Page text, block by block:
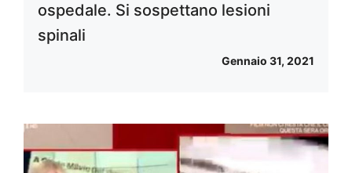
ospedale. Si sospettano lesioni
spinali
Gennaio 31, 2021